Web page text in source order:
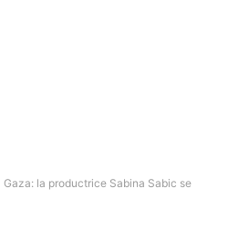
Gaza: la productrice Sabina Sabic se